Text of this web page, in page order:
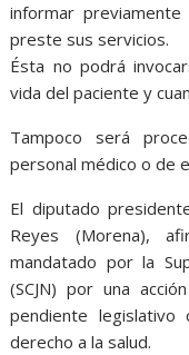
informar
preste sus servicios.
Ésta no podrá
vida del paciente y
Tampoco será
personal médico o de
El diputado
Reyes (Morena),
mandatado por la
(SCJN) por una
pendiente
derecho a la salud.